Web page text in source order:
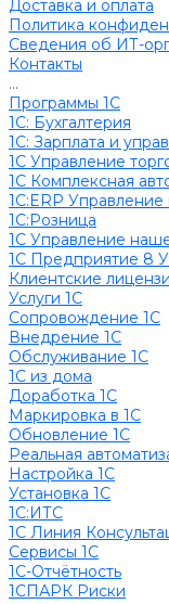
Доставка и оплата
Политика
Сведения об ИТ-
Контакты
...
Программы 1С
1C: Бухгалтерия
1С: Зарплата и
1С Управление
1С Комплексная
1С:ERP
1С:Розница
1С Управление
1С Предприятие 8
Клиентские
Услуги 1С
Сопровождение 1С
Внедрение 1С
Обслуживание 1С
1С из дома
Доработка 1С
Маркировка в 1С
Обновление 1С
Реальная
Настройка 1С
Установка 1С
1С:ИТС
1С Линия
Сервисы 1С
1С-Отчётность
1СПАРК Риски